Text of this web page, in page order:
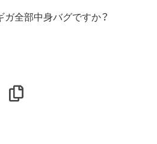
全部中身バグですか？